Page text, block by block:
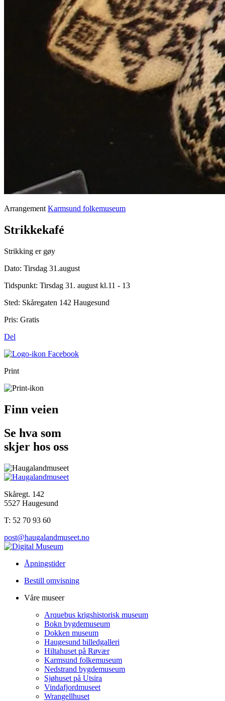
Arrangement Karmsund folkemuseum
Strikkekafé
Strikking er gøy
Dato: Tirsdag 31.august
Tidspunkt: Tirsdag 31. august kl.11 - 13
Sted: Skåregaten 142 Haugesund
Pris: Gratis
Del
Print
Finn veien
Se hva som
skjer hos oss
Skåregt. 142
5527 Haugesund
T: 52 70 93 60
post@haugalandmuseet.no
Åpningstider
Bestill omvisning
Våre museer
Arquebus krigshistorisk museum
Bokn bygdemuseum
Dokken museum
Haugesund billedgalleri
Hiltahuset på Røvær
Karmsund folkemuseum
Nedstrand bygdemuseum
Sjøhuset på Utsira
Vindafjordmuseet
Wrangellhuset